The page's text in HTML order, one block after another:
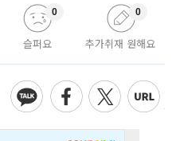
슬퍼요
0
추가취재 원해요
0